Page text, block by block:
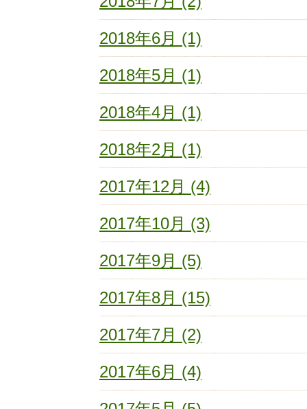
2018年6月 (1)
2018年5月 (1)
2018年4月 (1)
2018年2月 (1)
2017年12月 (4)
2017年10月 (3)
2017年9月 (5)
2017年8月 (15)
2017年7月 (2)
2017年6月 (4)